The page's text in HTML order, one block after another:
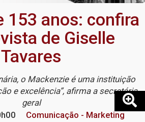
153 anos: confira
de Giselle
Tavares
o Mackenzie é uma instituição
e excelência”, afirma a secretária-
geral
Comunicação - Marketing